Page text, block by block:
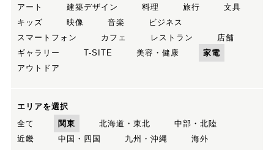
アート
建築デザイン 料理 旅行
文具
キッズ
映像 音楽
ビジネス
スマートフォン
カフェ レストラン
店舗
ギャラリー
T-SITE 美容・健康
家電
アウトドア
エリアを選択
全て
関東 北海道・東北
中部・北陸
近畿
中国・四国 九州・沖縄 海外